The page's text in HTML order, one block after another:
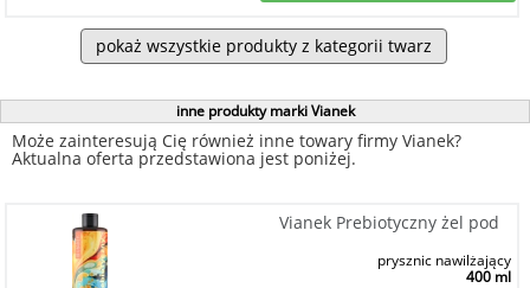
pokaż wszystkie produkty z kategorii twarz
inne produkty marki Vianek
Może zainteresują Cię również inne towary firmy Vianek?
Aktualna oferta przedstawiona jest poniżej.
Vianek Prebiotyczny żel pod
prysznic nawilżający
400 ml